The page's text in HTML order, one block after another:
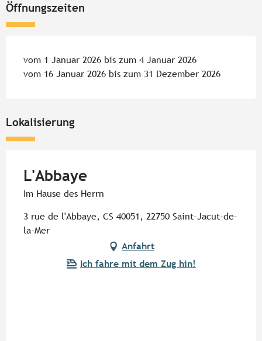
Öffnungszeiten
vom 1 Januar 2026 bis zum 4 Januar 2026
vom 16 Januar 2026 bis zum 31 Dezember 2026
Lokalisierung
L'Abbaye
Im Hause des Herrn
3 rue de l'Abbaye, CS 40051, 22750 Saint-Jacut-de-
la-Mer
Anfahrt
Ich fahre mit dem Zug hin!